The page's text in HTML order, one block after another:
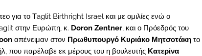
για το Τaglit Birthright Israel και με ομιλίες ενώ ο
στην Ευρώπη, κ. Doron Zentner, και ο Πρόεδρός του
απένειμαν στον Πρωθυπουργό Κυριάκο Μητσοτάκη το
που παρέλαβε εκ μέρους του η βουλευτής Κατερίνα